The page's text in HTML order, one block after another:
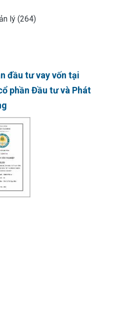
lý (264)
đầu tư vay vốn tại
phần Đầu tư và Phát